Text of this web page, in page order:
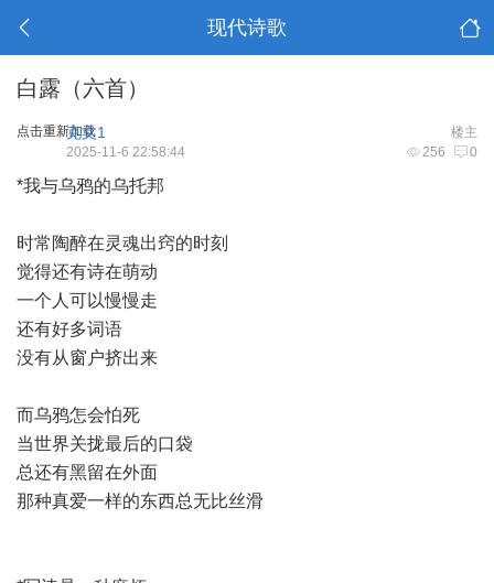
现代诗歌
白露（六首）
点击重新加载 楼主
克文1
256 0
2025-11-6 22:58:44
*我与乌鸦的乌托邦
时常陶醉在灵魂出窍的时刻
觉得还有诗在萌动
一个人可以慢慢走
还有好多词语
没有从窗户挤出来
而乌鸦怎会怕死
当世界关拢最后的口袋
总还有黑留在外面
那种真爱一样的东西总无比丝滑